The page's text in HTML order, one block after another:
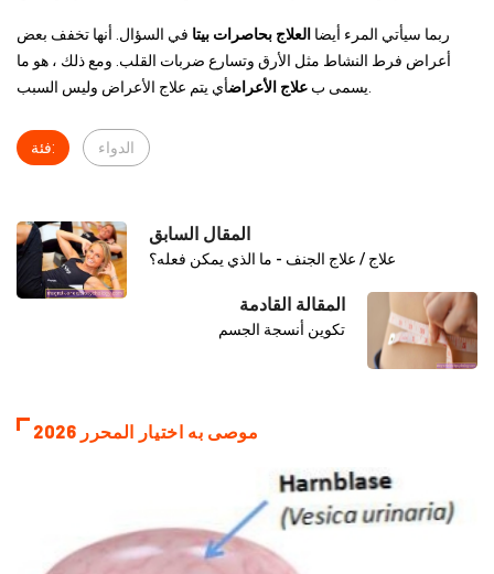
ربما سيأتي المرء أيضا العلاج بحاصرات بيتا في السؤال. أنها تخفف بعض
أعراض فرط النشاط مثل الأرق وتسارع ضربات القلب. ومع ذلك ، هو ما
يسمى ب علاج الأعراض
فئة: الدواء
المقال السابق
علاج / علاج الجنف - ما الذي يمكن فعله؟
المقالة القادمة
تكوين أنسجة الجسم
موصى به اختيار المحرر 2026